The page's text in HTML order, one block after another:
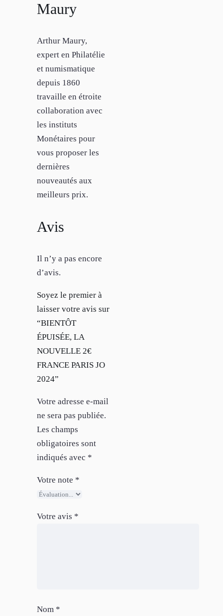
Maury
Arthur Maury,
expert en Philatélie
et numismatique
depuis 1860
travaille en étroite
collaboration avec
les instituts
Monétaires pour
vous proposer les
dernières
nouveautés aux
meilleurs prix.
Avis
Il n’y a pas encore
d’avis.
Soyez le premier à
laisser votre avis sur
“BIENTÔT
ÉPUISÉE, LA
NOUVELLE 2€
FRANCE PARIS JO
2024”
Votre adresse e-mail
ne sera pas publiée.
Les champs
obligatoires sont
indiqués avec *
Votre note *
Votre avis *
Nom *